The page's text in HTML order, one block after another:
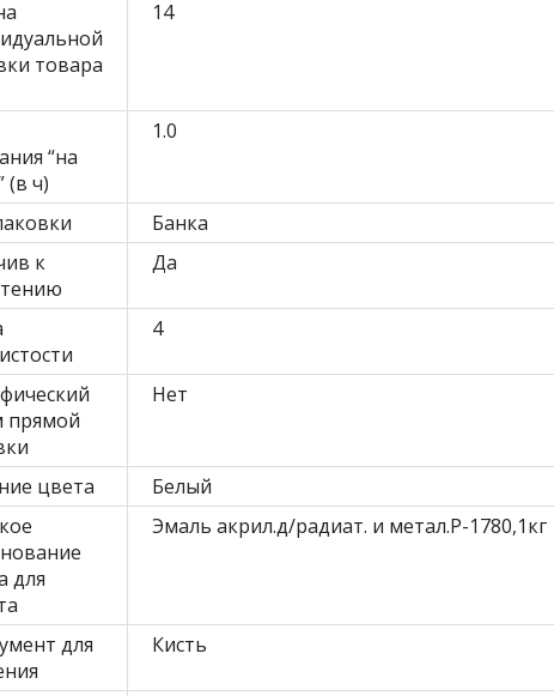
товара
14
“на
(в ч)
1.0
Банка
к
Да
4
прямой
Нет
цвета
Белый
для
Эмаль акрил.д/радиат. и метал.Р-1780,1кг
для
Кисть